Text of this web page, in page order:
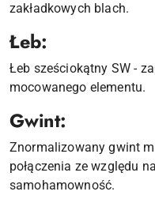
zakładkowych blach.
Łeb:
Łeb sześciokątny SW -
mocowanego elementu.
Gwint:
Znormalizowany gwint
połączenia ze względu
samohamowność.